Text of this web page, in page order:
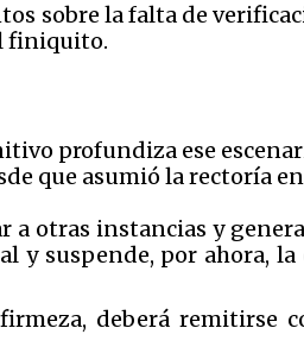
sobre la falta de
finiquito.
profundiza ese
que asumió la rectoría
a otras instancias y
y suspende, por ahora,
deberá remitirse